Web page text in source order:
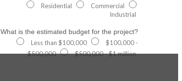
Residential
Commercial
Industrial
What is the estimated budget for the project?
Less than $100,000
$100,000 -
$500,000
$500,000 - $1 million